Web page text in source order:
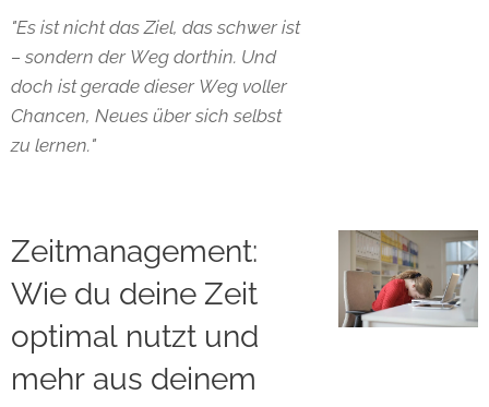
"Es ist nicht das Ziel, das schwer ist
– sondern der Weg dorthin. Und
doch ist gerade dieser Weg voller
Chancen, Neues über sich selbst
zu lernen."
Zeitmanagement:
Wie du deine Zeit
optimal nutzt und
mehr aus deinem